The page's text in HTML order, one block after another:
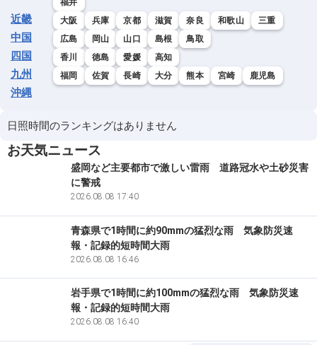
福井
近畿 大阪 兵庫 京都 滋賀 奈良 和歌山 三重
中国 広島 岡山 山口 島根 鳥取
四国 香川 徳島 愛媛 高知
九州 福岡 佐賀 長崎 大分 熊本 宮崎 鹿児島
沖縄
日照時間のランキングはありません
お天気ニュース
盛岡など主要都市で激しい雷雨 道路冠水や土砂災害
に警戒
2026.08.08 17:40
青森県で1時間に約90mmの猛烈な雨 気象防災速
報・記録的短時間大雨
2026.08.08 16:46
岩手県で1時間に約100mmの猛烈な雨 気象防災速
報・記録的短時間大雨
2026.08.08 16:40